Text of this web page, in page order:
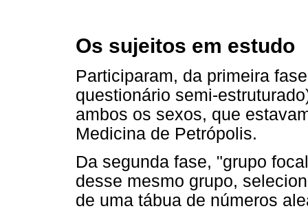
Os sujeitos em estudo
Participaram, da primeira
questionário semi-
ambos os sexos, que
Medicina de Petrópolis.
Da segunda fase, "grupo
desse mesmo grupo,
de uma tábua de números